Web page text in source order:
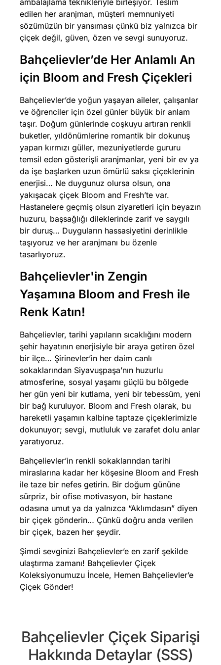
edilen her aranjman, müşteri memnuniyeti
sözümüzün bir yansıması çünkü biz yalnızca bir
çiçek değil, güven, özen ve sevgi sunuyoruz.
Bahçelievler’de Her Anlamlı An
için Bloom and Fresh Çiçekleri
Bahçelievler’de yoğun yaşayan aileler, çalışanlar
ve öğrenciler için özel günler büyük bir anlam
taşır. Doğum günlerinde coşkuyu artıran renkli
buketler, yıldönümlerine romantik bir dokunuş
yapan kırmızı güller, mezuniyetlerde gururu
temsil eden gösterişli aranjmanlar, yeni bir ev ya
da işe başlarken uzun ömürlü saksı çiçeklerinin
enerjisi… Ne duygunuz olursa olsun, ona
yakışacak çiçek Bloom and Fresh’te var.
Hastanelere geçmiş olsun ziyaretleri için beyazın
huzuru, başsağlığı dileklerinde zarif ve saygılı
bir duruş… Duyguların hassasiyetini derinlikle
taşıyoruz ve her aranjmanı bu özenle
tasarlıyoruz.
Bahçelievler'in Zengin
Yaşamına Bloom and Fresh ile
Renk Katın!
Bahçelievler, tarihi yapıların sıcaklığını modern
şehir hayatının enerjisiyle bir araya getiren özel
bir ilçe… Şirinevler’in her daim canlı
sokaklarından Siyavuşpaşa’nın huzurlu
atmosferine, sosyal yaşamı güçlü bu bölgede
her gün yeni bir kutlama, yeni bir tebessüm, yeni
bir bağ kuruluyor. Bloom and Fresh olarak, bu
hareketli yaşamın kalbine taptaze çiçeklerimizle
dokunuyor; sevgi, mutluluk ve zarafet dolu anlar
yaratıyoruz.
Bahçelievler’in renkli sokaklarından tarihi
miraslarına kadar her köşesine Bloom and Fresh
ile taze bir nefes getirin. Bir doğum gününe
sürpriz, bir ofise motivasyon, bir hastane
odasına umut ya da yalnızca “Aklımdasın” diyen
bir çiçek gönderin… Çünkü doğru anda verilen
bir çiçek, bazen her şeydir.
Şimdi sevginizi Bahçelievler’e en zarif şekilde
ulaştırma zamanı! Bahçelievler Çiçek
Koleksiyonumuzu İncele, Hemen Bahçelievler’e
Çiçek Gönder!
Bahçelievler Çiçek Siparişi
Hakkında Detaylar (SSS)